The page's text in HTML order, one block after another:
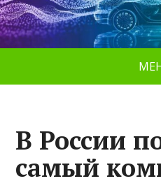
В России
самый